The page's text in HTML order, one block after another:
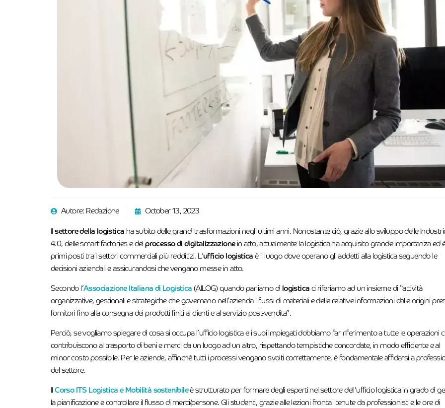
Autore: Redazione October 13, 2023
Ilsettore della logistica ha subito delle grandi trasformazioni negli ultimi anni. Nonostante ciò, grazie allo sviluppo delle
4.0, delle smart factories e delprocesso di digitalizzazionein atto, attualmente la logistica ha acquisito grande importanza ed
primi posti tra i settori commerciali più redditizi. L’ufficio logistica è il luogo dove operano gli addetti alla logistica seguendo le
decisioni aziendali e assicurandosi che vengano messe in atto.
Secondo l’Associazione Italiana di Logistica (AILOG) quando parliamo di logistica ci riferiamo ad un insieme di “attività
organizzative, gestionali e strategiche che governano nell’azienda i flussi di materiali e delle relative informazioni dalle origini
fornitori fino alla consegna dei prodotti finiti ai clienti e al servizio post-vendita”.
Perciò, se vogliamo spiegare di cosa si occupa l’ufficio logistica e i suoi impiegati dobbiamo far riferimento a tutte le operazioni
contribuiscono al trasporto di beni e merci da un luogo ad un altro, rispettando tempistiche concordate, in modo efficiente e al
minor costo possibile. Per le aziende, affinché tutti i processi vengano svolti correttamente, è fondamentale affidarsi a
del settore.
IlCorso ITS Logistica e Mobilità sostenibileè strutturato per formare degli esperti nel settore dell’ufficio logistica in grado di
la pianificazione e controllare il flusso di merci/persone. Gli studenti, grazie alle lezioni frontali tenute da professionisti e le ore di